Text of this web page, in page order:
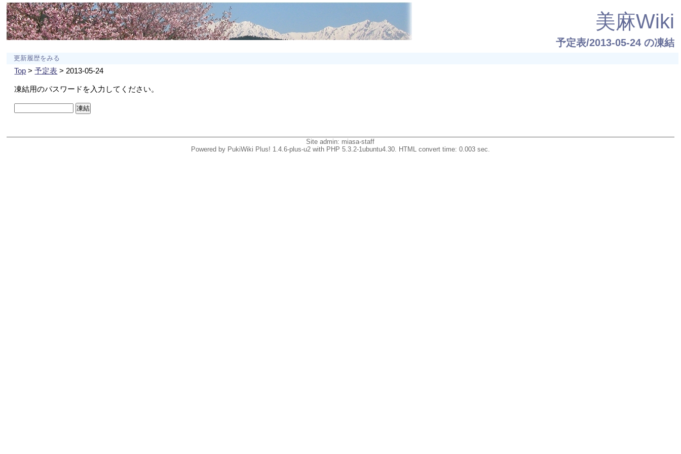
美麻Wiki
予定表/2013-05-24の凍結
更新履歴をみる
Top >予定表 > 2013-05-24
凍結用のパスワードを入力してください。
Site admin: miasa-staff
Powered by PukiWiki Plus! 1.4.6-plus-u2 with PHP 5.3.2-1ubuntu4.30. HTML convert time: 0.003 sec.